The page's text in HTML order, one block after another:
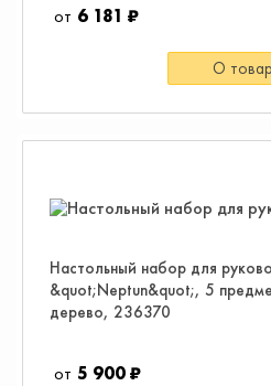
6 181 ₽
О
Настольный набор для
&quot;Neptun&quot;, 5
дерево, 236370
5 900 ₽